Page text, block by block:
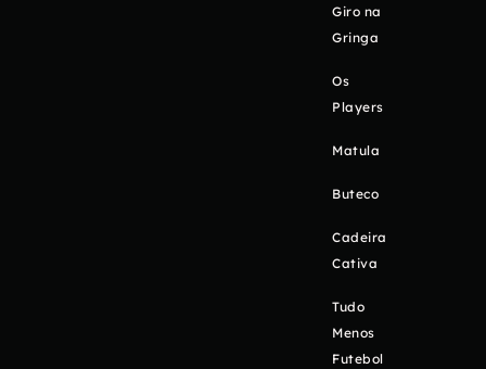
Giro na
Gringa
Os
Players
Matula
Buteco
Cadeira
Cativa
Tudo
Menos
Futebol